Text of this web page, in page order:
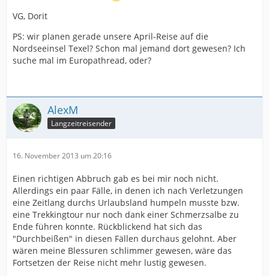
VG, Dorit
PS: wir planen gerade unsere April-Reise auf die
Nordseeinsel Texel? Schon mal jemand dort gewesen? Ich
suche mal im Europathread, oder?
AlexM
Langzeitreisender
16. November 2013 um 20:16
Einen richtigen Abbruch gab es bei mir noch nicht.
Allerdings ein paar Fälle, in denen ich nach Verletzungen
eine Zeitlang durchs Urlaubsland humpeln musste bzw.
eine Trekkingtour nur noch dank einer Schmerzsalbe zu
Ende führen konnte. Rückblickend hat sich das
"Durchbeißen" in diesen Fällen durchaus gelohnt. Aber
wären meine Blessuren schlimmer gewesen, wäre das
Fortsetzen der Reise nicht mehr lustig gewesen.